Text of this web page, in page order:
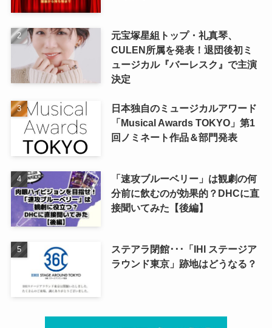
元宝塚星組トップ・礼真琴、
CULEN所属を発表！退団後初ミ
ュージカル『バーレスク』で主演
決定
日本独自のミュージカルアワード
「Musical Awards TOKYO」第1
回ノミネート作品＆部門発表
「速攻ブルーベリー」は観劇の何
分前に飲むのが効果的？DHCに直
接聞いてみた【後編】
ステアラ閉館･･･「IHI ステージア
ラウンド東京」跡地はどうなる？